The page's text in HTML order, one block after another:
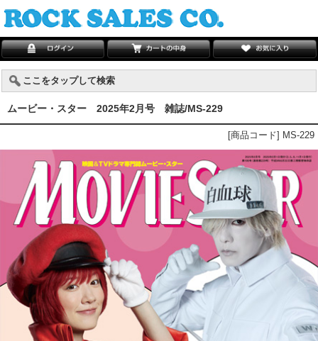
ここをタップして検索
ムービー・スター 2025年2月号 雑誌/MS-229
[商品コード] MS-229